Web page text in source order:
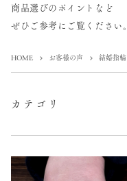
商品選びのポイントなど
ぜひご参考にご覧ください。
HOME お客様の声 結婚指輪
カテゴリ